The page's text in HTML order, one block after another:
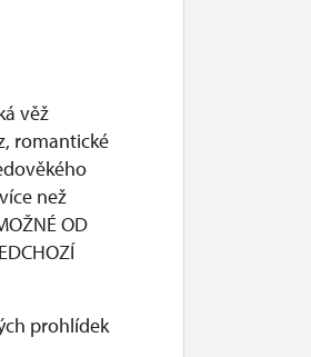
věž
romantické
než
OD
prohlídek